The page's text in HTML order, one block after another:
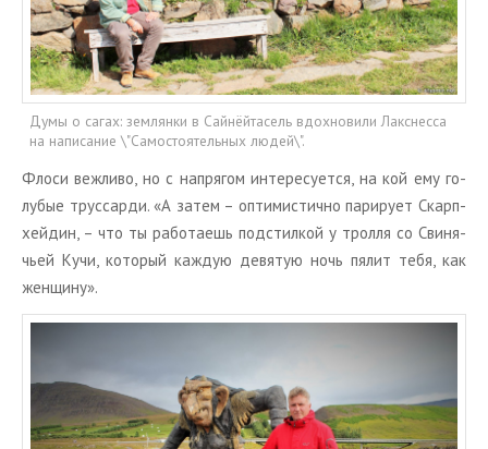
Думы о сагах: землянки в Сайнёйтасель вдохновили Лакснесса
на написание \"Самостоятельных людей\".
Флоси веж­ли­во, но с на­пря­гом ин­те­ре­су­ет­ся, на кой ему го­
лу­бые трус­сар­ди. «А затем – оп­ти­ми­стич­но па­ри­ру­ет Скар­п­
хей­дин, – что ты ра­бо­та­ешь под­стил­кой у трол­ля со Сви­ня­
чьей Кучи, ко­то­рый каж­дую де­вя­тую ночь пялит тебя, как
жен­щи­ну».